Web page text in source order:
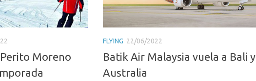
Moreno
FLYING 22/06/2022
Batik Air Malaysia vuela a Bali y
Australia